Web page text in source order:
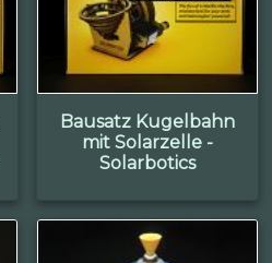
Bausatz Kugelbahn
mit Solarzelle -
Solarbotics